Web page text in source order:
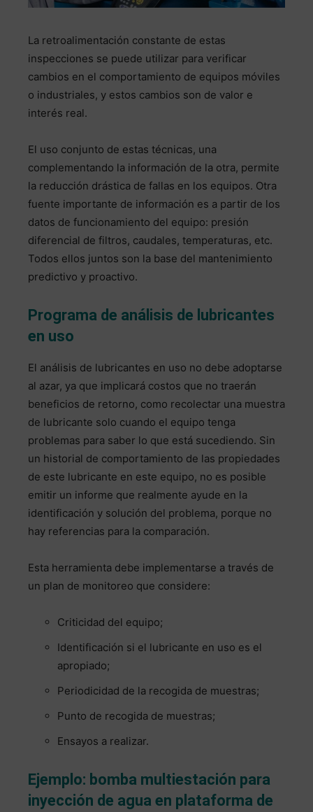
La retroalimentación constante de estas
inspecciones se puede utilizar para verificar
cambios en el comportamiento de equipos móviles
o industriales, y estos cambios son de valor e
interés real.
El uso conjunto de estas técnicas, una
complementando la información de la otra, permite
la reducción drástica de fallas en los equipos. Otra
fuente importante de información es a partir de los
datos de funcionamiento del equipo: presión
diferencial de filtros, caudales, temperaturas, etc.
Todos ellos juntos son la base del mantenimiento
predictivo y proactivo.
Programa de análisis de lubricantes
en uso
El análisis de lubricantes en uso no debe adoptarse
al azar, ya que implicará costos que no traerán
beneficios de retorno, como recolectar una muestra
de lubricante solo cuando el equipo tenga
problemas para saber lo que está sucediendo. Sin
un historial de comportamiento de las propiedades
de este lubricante en este equipo, no es posible
emitir un informe que realmente ayude en la
identificación y solución del problema, porque no
hay referencias para la comparación.
Esta herramienta debe implementarse a través de
un plan de monitoreo que considere:
Criticidad del equipo;
Identificación si el lubricante en uso es el
apropiado;
Periodicidad de la recogida de muestras;
Punto de recogida de muestras;
Ensayos a realizar.
Ejemplo: bomba multiestación para
inyección de agua en plataforma de